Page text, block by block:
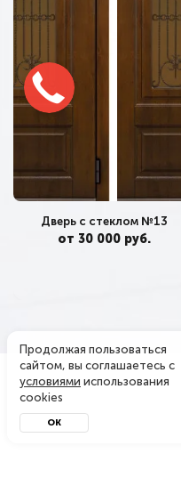
Дверь с стеклом №13
от 30 000 руб.
Продолжая пользоваться
сайтом, вы соглашаетесь с
условиями использования
cookies
ОК